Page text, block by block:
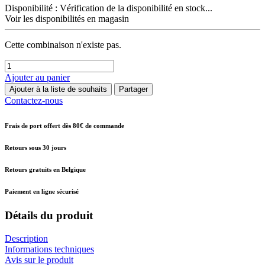
Disponibilité : Vérification de la disponibilité en stock...
Voir les disponibilités en magasin
Cette combinaison n'existe pas.
Ajouter au panier
Ajouter à la liste de souhaits Partager
Contactez-nous
Frais de port offert dès 80€ de commande
Retours sous 30 jours
Retours gratuits en Belgique
Paiement en ligne sécurisé
Détails du produit
Description
Informations techniques
Avis sur le produit